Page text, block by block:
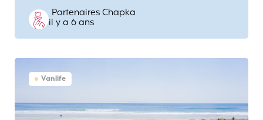
Posted
by
Partenaires Chapka
il y a 6 ans
Vanlife